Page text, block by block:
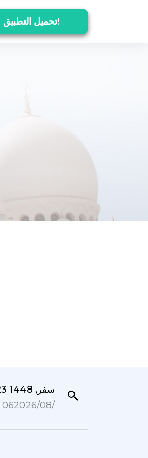
تحميل التطبيق!
23 سفر, 1448
06‏/08‏/2026